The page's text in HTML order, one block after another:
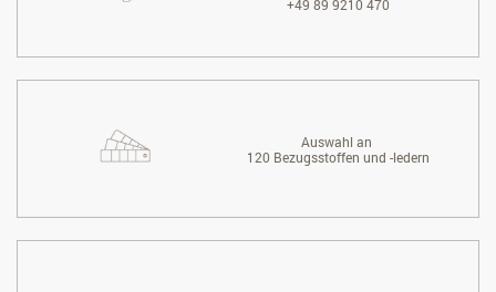
+49 89 9210 470
Auswahl an
120 Bezugsstoffen und -ledern